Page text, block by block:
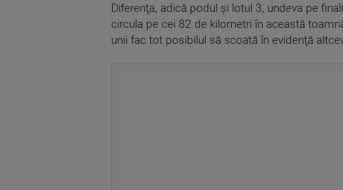
Diferenţa, adică podul şi lotul 3, undeva pe
circula pe cei 82 de kilometri în această
unii fac tot posibilul să scoată în evidenţă